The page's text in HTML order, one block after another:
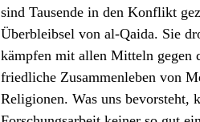
sind Tausende in den Konflikt
Überbleibsel von al-Qaida. Sie
kämpfen mit allen Mitteln gegen
friedliche Zusammenleben von
Religionen. Was uns bevorsteht,